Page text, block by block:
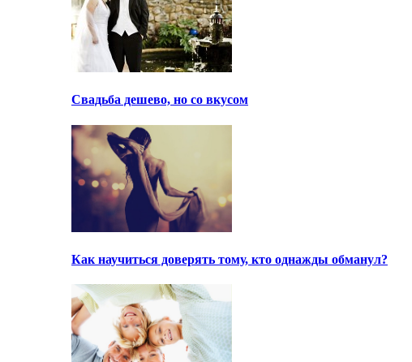
Свадьба дешево, но со вкусом
Как научиться доверять тому, кто однажды обманул?